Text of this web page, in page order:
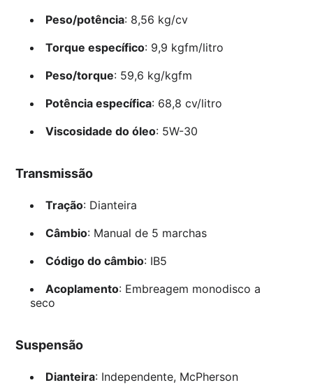
Peso/potência: 8,56 kg/cv
Torque específico: 9,9 kgfm/litro
Peso/torque: 59,6 kg/kgfm
Potência específica: 68,8 cv/litro
Viscosidade do óleo: 5W-30
Transmissão
Tração: Dianteira
Câmbio: Manual de 5 marchas
Código do câmbio: IB5
Acoplamento: Embreagem monodisco a
seco
Suspensão
Dianteira: Independente, McPherson